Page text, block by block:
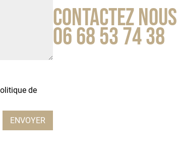
Contactez NOUS
06 68 53 74 38
de